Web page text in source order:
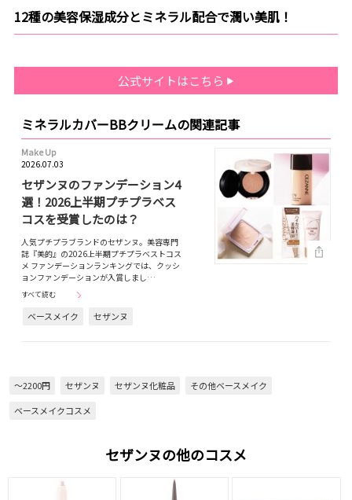
12種の美容保湿成分とミネラル配合で潤い美肌！
公式サイトはこちら
ミネラルカバーBBクリームの関連記事
Make Up
2026.07.03
セザンヌのファンデーション4
選！2026上半期プチプラベス
コスを受賞したのは？
人気プチプラブランドのセザンヌ。美容専門
誌『美的』の2026上半期プチプラベストコス
メ ファンデーションランキングでは、クッシ
ョンファンデーションが入賞しまし…
すべて読む
ベースメイク セザンヌ
～2200円 セザンヌ セザンヌ化粧品
その他ベースメイク
ベースメイクコスメ
セザンヌの他のコスメ